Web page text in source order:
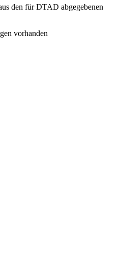
den für DTAD abgegebenen
vorhanden